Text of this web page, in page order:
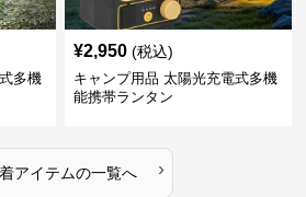
多機
¥2,950 (税込)
キャンプ用品 太陽光充電式多機
能携帯ランタン
アイテムの一覧へ ›